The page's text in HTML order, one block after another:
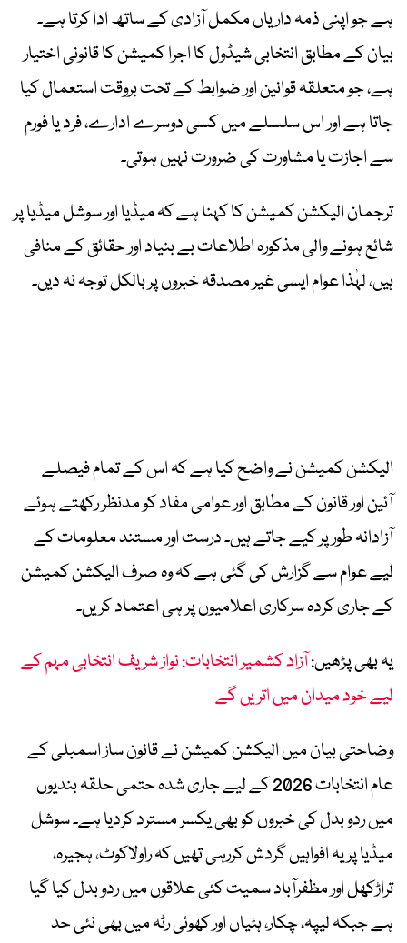
ہے جو اپنی ذمہ داریاں مکمل آزادی کے ساتھ ادا کرتا ہے۔
بیان کے مطابق انتخابی شیڈول کا اجرا کمیشن کا قانونی اختیار
ہے، جو متعلقہ قوانین اور ضوابط کے تحت بروقت استعمال کیا
جاتا ہے اور اس سلسلے میں کسی دوسرے ادارے، فرد یا فورم
سے اجازت یا مشاورت کی ضرورت نہیں ہوتی۔
ترجمان الیکشن کمیشن کا کہنا ہے کہ میڈیا اور سوشل میڈیا پر
شائع ہونے والی مذکورہ اطلاعات بے بنیاد اور حقائق کے منافی
ہیں، لہٰذا عوام ایسی غیر مصدقہ خبروں پر بالکل توجہ نہ دیں۔
الیکشن کمیشن نے واضح کیا ہے کہ اس کے تمام فیصلے
آئین اور قانون کے مطابق اور عوامی مفاد کو مدنظر رکھتے ہوئے
آزادانہ طور پر کیے جاتے ہیں۔ درست اور مستند معلومات کے
لیے عوام سے گزارش کی گئی ہے کہ وہ صرف الیکشن کمیشن
کے جاری کردہ سرکاری اعلامیوں پر ہی اعتماد کریں۔
یہ بھی پڑھیں:آزاد کشمیر انتخابات: نواز شریف انتخابی مہم کے
لیے خود میدان میں اتریں گے
وضاحتی بیان میں الیکشن کمیشن نے قانون ساز اسمبلی کے
عام انتخابات 2026 کے لیے جاری شدہ حتمی حلقہ بندیوں
میں ردو بدل کی خبروں کو بھی یکسر مسترد کردیا ہے۔ سوشل
میڈیا پر یہ افواہیں گردش کررہی تھیں کہ راولاکوٹ، ہجیرہ،
تراڑکھل اور مظفرآباد سمیت کئی علاقوں میں ردو بدل کیا گیا
ہے جبکہ لیپہ، چکار، ہٹیاں اور کھوئی رٹہ میں بھی نئی حد